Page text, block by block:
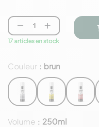
Couleur : brun
Volume : 250ml
 
17 articles en stock